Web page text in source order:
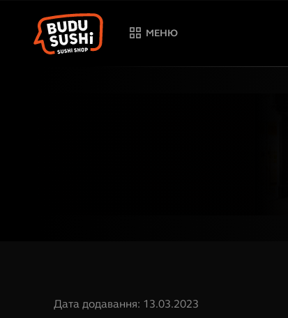
МЕНЮ
Дата додавання: 13.03.2023